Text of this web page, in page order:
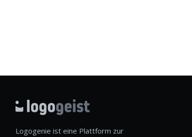
Logogenie ist eine Plattform zur